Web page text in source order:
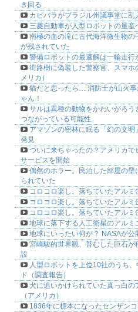
き回る
カピバラがブラジル州議事堂に
三菱自動車が人型ロボットの量
南極の血の滝に古代海洋微生物
が残されていた
警備ロボットの最適解は一輪走行
街路樹に偽装した警察官、スマ
メリカ）
猫だと思ったら… 消防士が山火
ゃん！
サルは異種の動物をかわいがろ
つながっている可能性
アマゾンの密林に眠る「幻の文
発見
ついに来ちゃったの？アメリカ
サービスを開始
偶然のホラー。民泊した部屋の
られていた
コロコロ楽し。落ちていたアル
コロコロ楽し。落ちていたアル
コロコロ楽し。落ちていたアルミ
地球に落下する人工衛星のアル
地球にいったい何が？ NASAが
宮崎駿的世界観、苔むした巨石
設
人型ロボットを上位10社のうち
ド（調査報告）
犬に追いかけられていた真っ白
（アメリカ）
1836年に標本になったセンザン